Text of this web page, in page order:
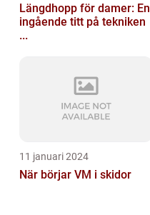
Längdhopp för damer: En
ingående titt på tekniken
...
11 januari 2024
När börjar VM i skidor